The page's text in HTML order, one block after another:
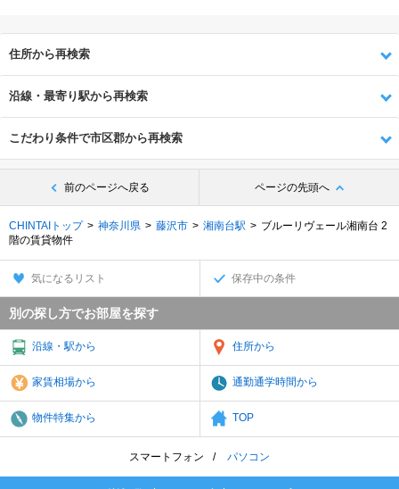
住所から再検索
沿線・最寄り駅から再検索
こだわり条件で市区郡から再検索
前のページへ戻る ページの先頭へ
CHINTAIトップ 神奈川県 藤沢市 湘南台駅
ブルーリヴェール湘南台 2
階の賃貸物件
気になるリスト 保存中の条件
別の探し方でお部屋を探す
沿線・駅から 住所から
家賃相場から 通勤通学時間から
物件特集から TOP
スマートフォン パソコン